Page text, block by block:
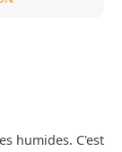
humides. C'est